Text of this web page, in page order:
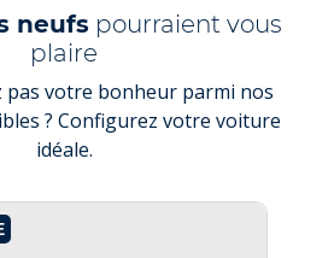
neufs pourraient vous
plaire
pas votre bonheur parmi nos
? Configurez votre voiture
idéale.